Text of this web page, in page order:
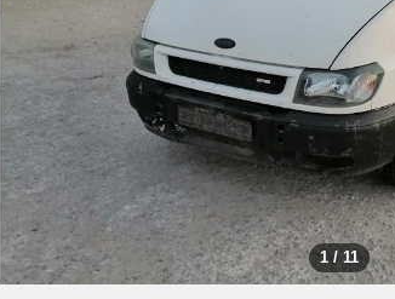
1 / 11